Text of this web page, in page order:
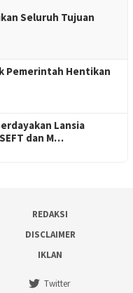
Seluruh Tujuan
Pemerintah Hentikan
Lansia
dan M…
REDAKSI
DISCLAIMER
IKLAN
Twitter